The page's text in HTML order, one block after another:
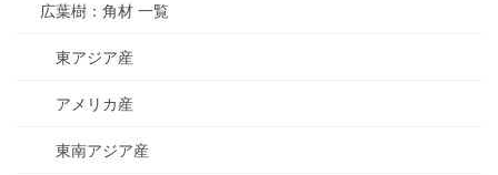
広葉樹：角材 一覧
東アジア産
アメリカ産
東南アジア産